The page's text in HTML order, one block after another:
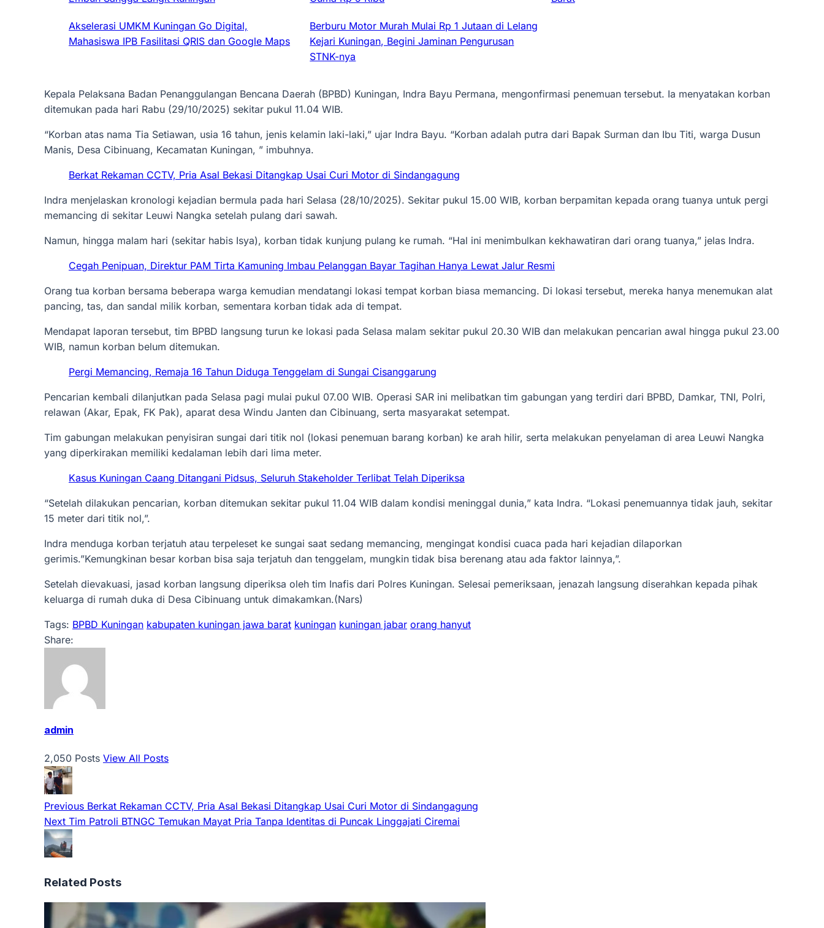
Akselerasi UMKM Kuningan Go Digital,
Mahasiswa IPB Fasilitasi QRIS dan Google Maps
Berburu Motor Murah Mulai Rp 1 Jutaan di Lelang
Kejari Kuningan, Begini Jaminan Pengurusan
STNK-nya
Kepala Pelaksana Badan Penanggulangan Bencana Daerah (BPBD) Kuningan, Indra Bayu Permana, mengonfirmasi penemuan tersebut. Ia menyatakan korban
ditemukan pada hari Rabu (29/10/2025) sekitar pukul 11.04 WIB.
“Korban atas nama Tia Setiawan, usia 16 tahun, jenis kelamin laki-laki,” ujar Indra Bayu. “Korban adalah putra dari Bapak Surman dan Ibu Titi, warga Dusun
Manis, Desa Cibinuang, Kecamatan Kuningan, ” imbuhnya.
Berkat Rekaman CCTV, Pria Asal Bekasi Ditangkap Usai Curi Motor di Sindangagung
Indra menjelaskan kronologi kejadian bermula pada hari Selasa (28/10/2025). Sekitar pukul 15.00 WIB, korban berpamitan kepada orang tuanya untuk pergi
memancing di sekitar Leuwi Nangka setelah pulang dari sawah.
Namun, hingga malam hari (sekitar habis Isya), korban tidak kunjung pulang ke rumah. “Hal ini menimbulkan kekhawatiran dari orang tuanya,” jelas Indra.
‎Cegah Penipuan, Direktur PAM Tirta Kamuning Imbau Pelanggan Bayar Tagihan Hanya Lewat Jalur Resmi
Orang tua korban bersama beberapa warga kemudian mendatangi lokasi tempat korban biasa memancing. Di lokasi tersebut, mereka hanya menemukan alat
pancing, tas, dan sandal milik korban, sementara korban tidak ada di tempat.
Mendapat laporan tersebut, tim BPBD langsung turun ke lokasi pada Selasa malam sekitar pukul 20.30 WIB dan melakukan pencarian awal hingga pukul 23.00
WIB, namun korban belum ditemukan.
Pergi Memancing, ‎Remaja 16 Tahun Diduga Tenggelam di Sungai Cisanggarung
Pencarian kembali dilanjutkan pada Selasa pagi mulai pukul 07.00 WIB. Operasi SAR ini melibatkan tim gabungan yang terdiri dari BPBD, Damkar, TNI, Polri,
relawan (Akar, Epak, FK Pak), aparat desa Windu Janten dan Cibinuang, serta masyarakat setempat.
Tim gabungan melakukan penyisiran sungai dari titik nol (lokasi penemuan barang korban) ke arah hilir, serta melakukan penyelaman di area Leuwi Nangka
yang diperkirakan memiliki kedalaman lebih dari lima meter.
Kasus Kuningan Caang Ditangani Pidsus, Seluruh Stakeholder Terlibat Telah Diperiksa
“Setelah dilakukan pencarian, korban ditemukan sekitar pukul 11.04 WIB dalam kondisi meninggal dunia,” kata Indra. “Lokasi penemuannya tidak jauh, sekitar
15 meter dari titik nol,”.
Indra menduga korban terjatuh atau terpeleset ke sungai saat sedang memancing, mengingat kondisi cuaca pada hari kejadian dilaporkan
gerimis.”Kemungkinan besar korban bisa saja terjatuh dan tenggelam, mungkin tidak bisa berenang atau ada faktor lainnya,”.
Setelah dievakuasi, jasad korban langsung diperiksa oleh tim Inafis dari Polres Kuningan. Selesai pemeriksaan, jenazah langsung diserahkan kepada pihak
keluarga di rumah duka di Desa Cibinuang untuk dimakamkan.(Nars)
Tags: BPBD Kuningan kabupaten kuningan jawa barat kuningan kuningan jabar orang hanyut
Share:
admin
2,050 Posts View All Posts
Previous Berkat Rekaman CCTV, Pria Asal Bekasi Ditangkap Usai Curi Motor di Sindangagung
Next Tim Patroli BTNGC Temukan Mayat Pria Tanpa Identitas di Puncak Linggajati Ciremai
Related Posts